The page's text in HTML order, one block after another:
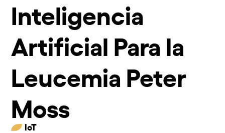
Inteligencia
Artificial Para la
Leucemia Peter
Moss
IoT